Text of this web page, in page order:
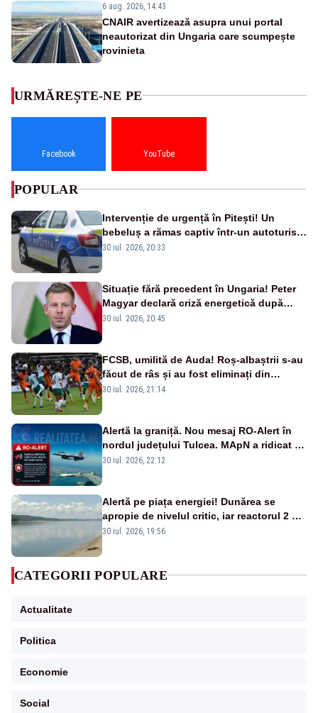
6 aug. 2026, 14:43
CNAIR avertizează asupra unui portal
neautorizat din Ungaria care scumpește
rovinieta
URMĂREȘTE-NE PE
Facebook YouTube
POPULAR
Intervenție de urgență în Pitești! Un
bebeluș a rămas captiv într-un autoturism
din cauza unei defecțiuni
30 iul. 2026, 20:33
Situație fără precedent în Ungaria! Peter
Magyar declară criză energetică după
oprirea centralei de la Paks
30 iul. 2026, 20:45
FCSB, umilită de Auda! Roș-albaștrii s-au
făcut de râs și au fost eliminați din
Conference League
30 iul. 2026, 21:14
Alertă la graniță. Nou mesaj RO-Alert în
nordul județului Tulcea. MApN a ridicat de
la sol două avioane F-16
30 iul. 2026, 22:12
Alertă pe piața energiei! Dunărea se
apropie de nivelul critic, iar reactorul 2 de
la Cernavodă ar putea fi oprit
30 iul. 2026, 19:56
CATEGORII POPULARE
Actualitate
Politica
Economie
Social